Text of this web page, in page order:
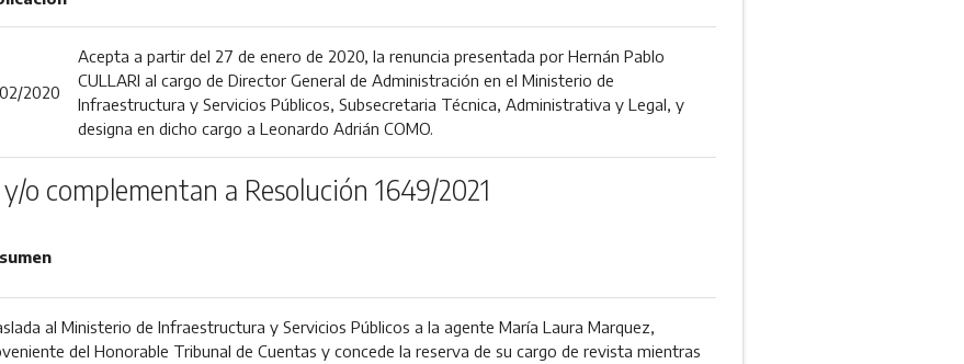
2020
Acepta a partir del 27 de enero de 2020, la renuncia presentada por Hernán Pablo
CULLARI al cargo de Director General de Administración en el Ministerio de
Infraestructura y Servicios Públicos, Subsecretaria Técnica, Administrativa y Legal, y
designa en dicho cargo a Leonardo Adrián COMO.
o complementan a Resolución 1649/2021
al Ministerio de Infraestructura y Servicios Públicos a la agente María Laura Marquez,
del Honorable Tribunal de Cuentas y concede la reserva de su cargo de revista mientras